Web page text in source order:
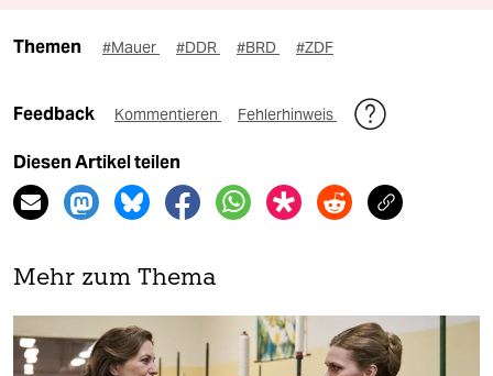
Themen #Mauer #DDR #BRD #ZDF
Feedback Kommentieren Fehlerhinweis
Diesen Artikel teilen
Mehr zum Thema